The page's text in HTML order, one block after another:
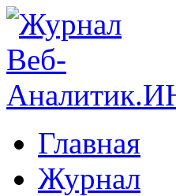
Главная
Журнал